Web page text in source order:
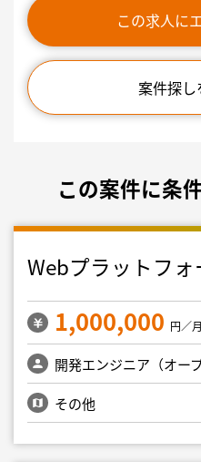
この求人に
案件探し
この案件に条
Webプラットフォ
1,000,000 円／
開発エンジニア（オー
その他